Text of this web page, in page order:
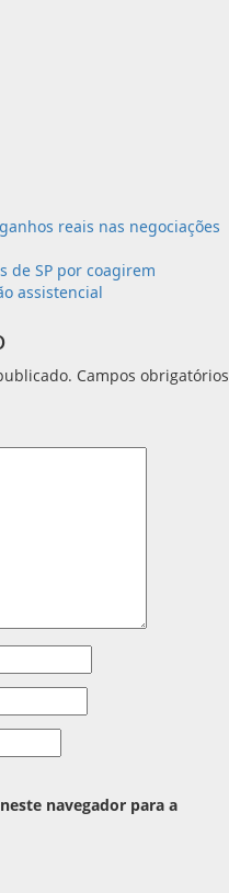
reais nas negociações
de SP por coagirem
assistencial
Campos obrigatórios
navegador para a